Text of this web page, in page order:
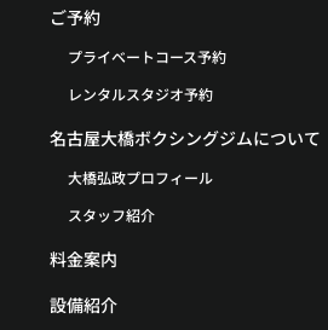
ご予約
プライベートコース予約
レンタルスタジオ予約
名古屋大橋ボクシングジムについて
大橋弘政プロフィール
スタッフ紹介
料金案内
設備紹介